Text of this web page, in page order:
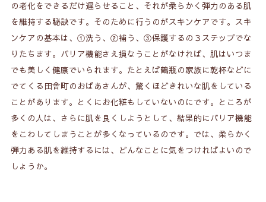
の老化をできるだけ遅らせること、それが柔らかく弾力のある肌
を維持する秘訣です。そのために行うのがスキンケアです。スキ
ンケアの基本は、①洗う、②補う、③保護するの３ステップでな
りたちます。バリア機能さえ損なうことがなければ、肌はいつま
でも美しく健康でいられます。たとえば鶴瓶の家族に乾杯などに
でてくる田舎町のおばあさんが、驚くほどきれいな肌をしている
ことがあります。とくにお化粧もしていないのにです。ところが
多くの人は、さらに肌を良くしようとして、結果的にバリア機能
をこわしてしまうことが多くなっているのです。では、柔らかく
弾力ある肌を維持するには、どんなことに気をつければよいので
しょうか。